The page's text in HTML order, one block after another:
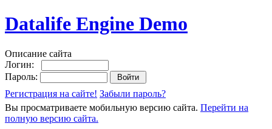
Datalife Engine Demo
Описание сайта
Логин:
Пароль:
Регистрация на сайте! Забыли пароль?
Вы просматриваете мобильную версию сайта. Перейти на
полную версию сайта.